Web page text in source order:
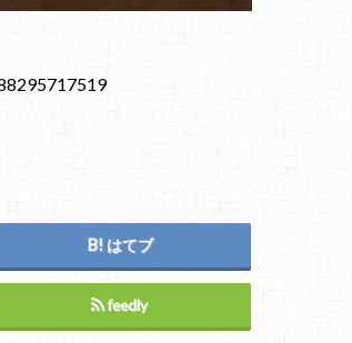
はてブ
feedly